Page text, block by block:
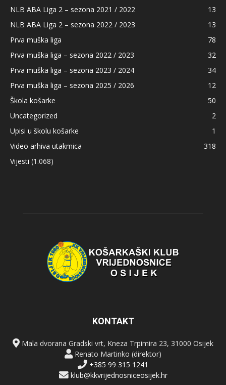
NLB ABA Liga 2 – sezona 2021 / 2022
13
NLB ABA Liga 2 – sezona 2022 / 2023
13
Prva muška liga
78
Prva muška liga – sezona 2022 / 2023
32
Prva muška liga – sezona 2023 / 2024
34
Prva muška liga – sezona 2025 / 2026
12
Škola košarke
50
Uncategorized
2
Upisi u školu košarke
1
Video arhiva utakmica
318
Vijesti (1.068)
KONTAKT
Mala dvorana Gradski vrt, Kneza Trpimira 23, 31000 Osijek
Renato Martinko (direktor)
+385 99 315 1241
klub@kkvrijednosniceosijek.hr